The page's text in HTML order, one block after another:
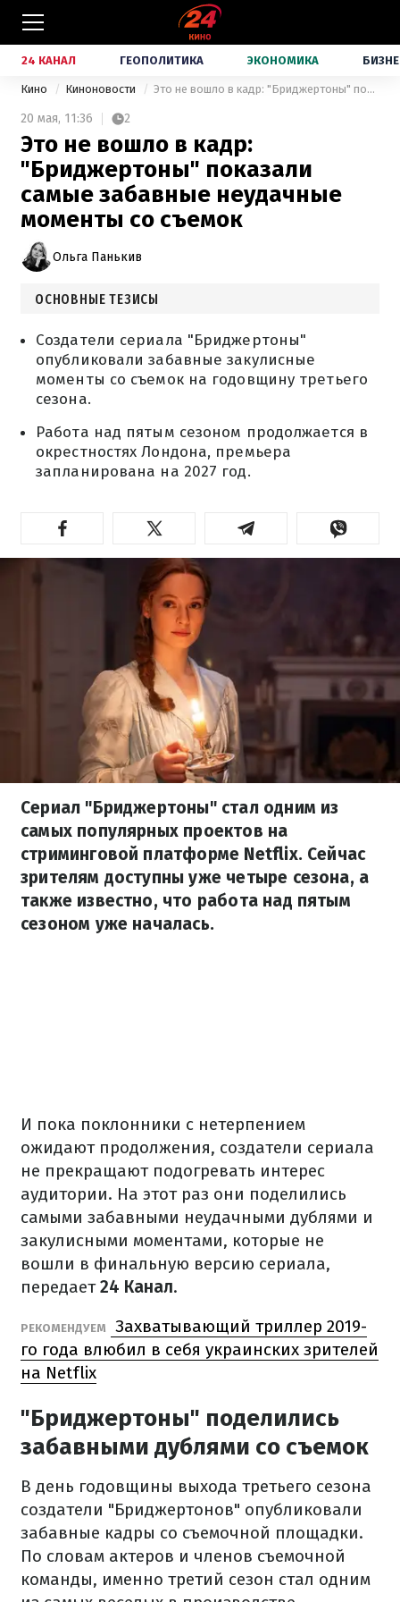
24 КАНАЛ ГЕОПОЛИТИКА ЭКОНОМИКА
Кино Киноновости Это не вошло в кадр: "Бриджертоны" показали самые забавные неудачные моменты со съемок
20 мая, 11:36 2
Это не вошло в кадр:
"Бриджертоны" показали
самые забавные неудачные
моменты со съемок
Ольга Панькив
ОСНОВНЫЕ ТЕЗИСЫ
Создатели сериала "Бриджертоны"
опубликовали забавные закулисные
моменты со съемок на годовщину третьего
сезона.
Работа над пятым сезоном продолжается в
окрестностях Лондона, премьера
запланирована на 2027 год.
Сериал "Бриджертоны" стал одним из
самых популярных проектов на
стриминговой платформе Netflix. Сейчас
зрителям доступны уже четыре сезона, а
также известно, что работа над пятым
сезоном уже началась.
И пока поклонники с нетерпением
ожидают продолжения, создатели сериала
не прекращают подогревать интерес
аудитории. На этот раз они поделились
самыми забавными неудачными дублями и
закулисными моментами, которые не
вошли в финальную версию сериала,
передает24 Канал.
РЕКОМЕНДУЕМ
Захватывающий триллер 2019-
го года влюбил в себя украинских зрителей
на Netflix
"Бриджертоны" поделились
забавными дублями со съемок
В день годовщины выхода третьего сезона
создатели "Бриджертонов" опубликовали
забавные кадры со съемочной площадки.
По словам актеров и членов съемочной
команды, именно третий сезон стал одним